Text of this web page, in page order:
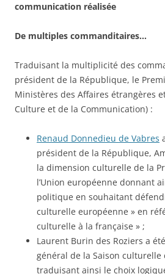
communication réalisée
De multiples commanditaires…
Traduisant la multiplicité des
président de la République, le
Ministères des Affaires étrangères
Culture et de la Communication) :
Renaud Donnedieu de Vabres
président de la République,
la dimension culturelle de la
l’Union européenne donnant
politique en souhaitant
culturelle européenne » en
culturelle à la française » ;
Laurent Burin des Roziers a
général de la Saison culturelle
traduisant ainsi le choix